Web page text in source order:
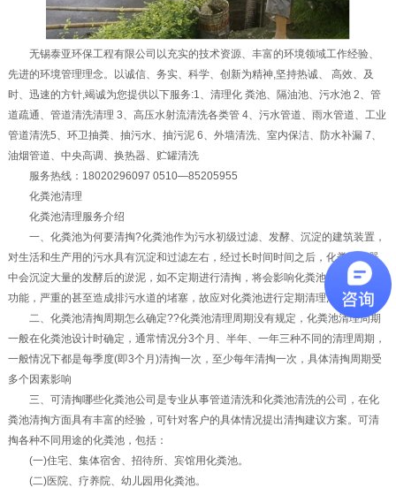
无锡泰亚环保工程有限公司以充实的技术资源、丰富的环境领域工作经验、
先进的环境管理理念。以诚信、务实、科学、创新为精神,坚持热诚、 高效、及
时、迅速的方针,竭诚为您提供以下服务:1、清理化 粪池、隔油池、污水池 2、管
道疏通、管道清洗清理 3、高压水射流清洗各类管 4、污水管道、雨水管道、工业
管道清洗5、环卫抽粪、抽污水、抽污泥 6、外墙清洗、室内保洁、防水补漏 7、
油烟管道、中央高调、换热器、贮罐清洗
服务热线：18020296097 0510—85205955
化粪池清理
化粪池清理服务介绍
一、化粪池为何要清掏?化粪池作为污水初级过滤、发酵、沉淀的建筑装置，
对生活和生产用的污水具有沉淀和过滤左右，经过长时间时间之后，化粪池容器
中会沉淀大量的发酵后的淤泥，如不定期进行清掏，将会影响化粪池的沉淀过滤
功能，严重的甚至造成排污水道的堵塞，故应对化粪池进行定期清理清掏。
二、化粪池清掏周期怎么确定??化粪池清理周期没有规定，化粪池清理周期
一般在化粪池设计时确定，通常情况分3个月、半年、一年三种不同的清理周期，
一般情况下都是每季度(即3个月)清掏一次，至少每年清掏一次，具体清掏周期受
多个因素影响
三、可清掏哪些化粪池公司是专业从事管道清洗和化粪池清洗的公司，在化
粪池清掏方面具有丰富的经验，可针对客户的具体情况提出清掏建议方案。可清
掏各种不同用途的化粪池，包括：
(一)住宅、集体宿舍、招待所、宾馆用化粪池。
(二)医院、疗养院、幼儿园用化粪池。